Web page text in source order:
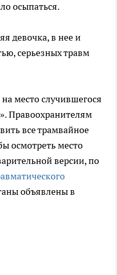
осыпаться.
девочка, в нее и
серьезных травм
место случившегося
Правоохранителям
все трамвайное
осмотреть место
версии, по
объявлены в